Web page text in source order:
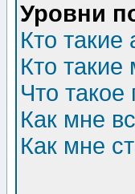
Уровни
Кто
Кто
Что такое
Как мне
Как мне